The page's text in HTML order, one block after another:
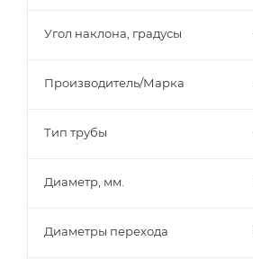
Угол наклона, градусы
Производитель/Марка
Тип трубы
Диаметр, мм.
Диаметры перехода